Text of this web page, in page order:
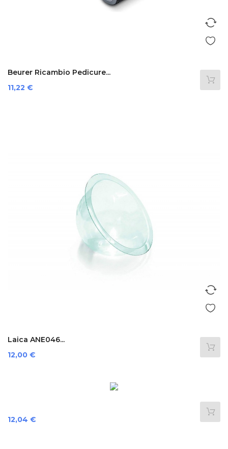
Beurer Ricambio Pedicure...
Preis
11,22 €
Laica ANE046...
Preis
12,00 €
Preis
12,04 €